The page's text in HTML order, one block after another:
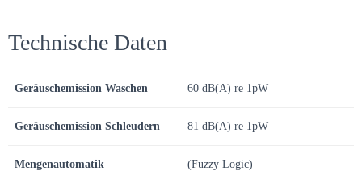
Technische Daten
Geräuschemission Waschen 60 dB(A) re 1pW
Geräuschemission Schleudern 81 dB(A) re 1pW
Mengenautomatik (Fuzzy Logic)